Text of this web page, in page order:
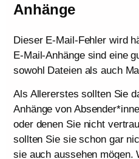
Anhänge
Dieser E-Mail-Fehler wird
E-Mail-Anhänge sind eine
sowohl Dateien als auch
Als Allererstes sollten Sie
Anhänge von
oder denen Sie nicht
sollten Sie sie schon gar
sie auch aussehen mögen.